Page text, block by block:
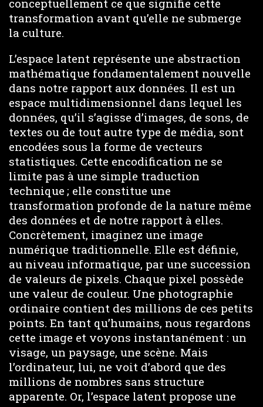
conceptuellement ce que signifie cette
transformation avant qu’elle ne submerge
la culture.
L’espace latent représente une abstraction
mathématique fondamentalement nouvelle
dans notre rapport aux données. Il est un
espace multidimensionnel dans lequel les
données, qu’il s’agisse d’images, de sons, de
textes ou de tout autre type de média, sont
encodées sous la forme de vecteurs
statistiques. Cette encodification ne se
limite pas à une simple traduction
technique ; elle constitue une
transformation profonde de la nature même
des données et de notre rapport à elles.
Concrètement, imaginez une image
numérique traditionnelle. Elle est définie,
au niveau informatique, par une succession
de valeurs de pixels. Chaque pixel possède
une valeur de couleur. Une photographie
ordinaire contient des millions de ces petits
points. En tant qu’humains, nous regardons
cette image et voyons instantanément : un
visage, un paysage, une scène. Mais
l’ordinateur, lui, ne voit d’abord que des
millions de nombres sans structure
apparente. Or, l’espace latent propose une